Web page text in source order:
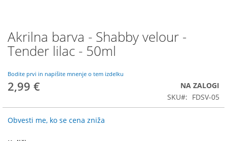
Akrilna barva - Shabby velour -
Tender lilac - 50ml
Bodite prvi in napišite mnenje o tem izdelku
2,99 €
NA ZALOGI
SKU
FDSV-05
Obvesti me, ko se cena zniža
Preskoči
na
začetek
slik